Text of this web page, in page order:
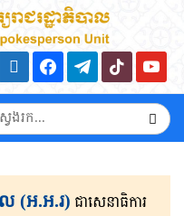
ល (អ.អ.រ) ជាសេនា​ធិ​កា​រ​​